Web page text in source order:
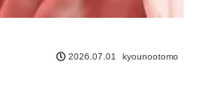
2026.07.01 kyounootomo